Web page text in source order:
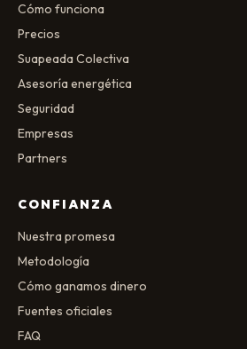
Cómo funciona
Precios
Suapeada Colectiva
Asesoría energética
Seguridad
Empresas
Partners
CONFIANZA
Nuestra promesa
Metodología
Cómo ganamos dinero
Fuentes oficiales
FAQ